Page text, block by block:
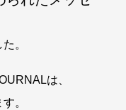
。
は、
。